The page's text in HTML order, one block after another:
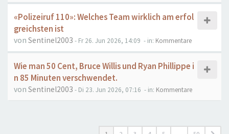
«Polizeiruf 110»: Welches Team wirklich am erfol
greichsten ist
von Sentinel2003 - Fr 26. Jun 2026, 14:09 - in: Kommentare
Wie man 50 Cent, Bruce Willis und Ryan Phillippe i
n 85 Minuten verschwendet.
von Sentinel2003 - Di 23. Jun 2026, 07:16 - in: Kommentare